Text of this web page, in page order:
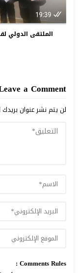
الملتقى الدولي
a Comment
لن يتم نشر عنوان بريدك
Comments Rules :